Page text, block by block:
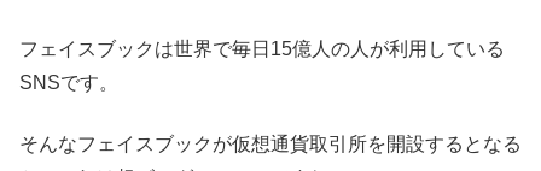
フェイスブックは世界で毎日15億人の人が利用している
SNSです。
そんなフェイスブックが仮想通貨取引所を開設するとなる